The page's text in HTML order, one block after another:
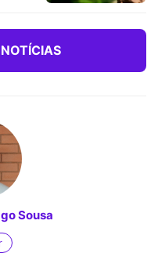
Sousa